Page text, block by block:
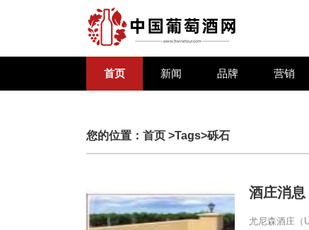
首页 新闻 品牌 营销
您的位置： 首页 >Tags>砾石
酒庄消
尤尼森酒庄（